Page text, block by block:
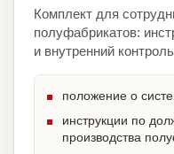
Комплект для
полуфабрикатов:
и внутренний
положение о
инструкции по
производства